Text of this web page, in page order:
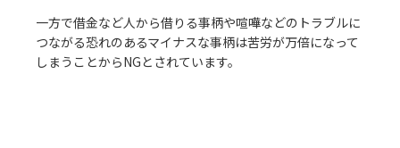
一方で借金など人から借りる事柄や喧嘩などのトラブルに
つながる恐れのあるマイナスな事柄は苦労が万倍になって
しまうことからNGとされています。